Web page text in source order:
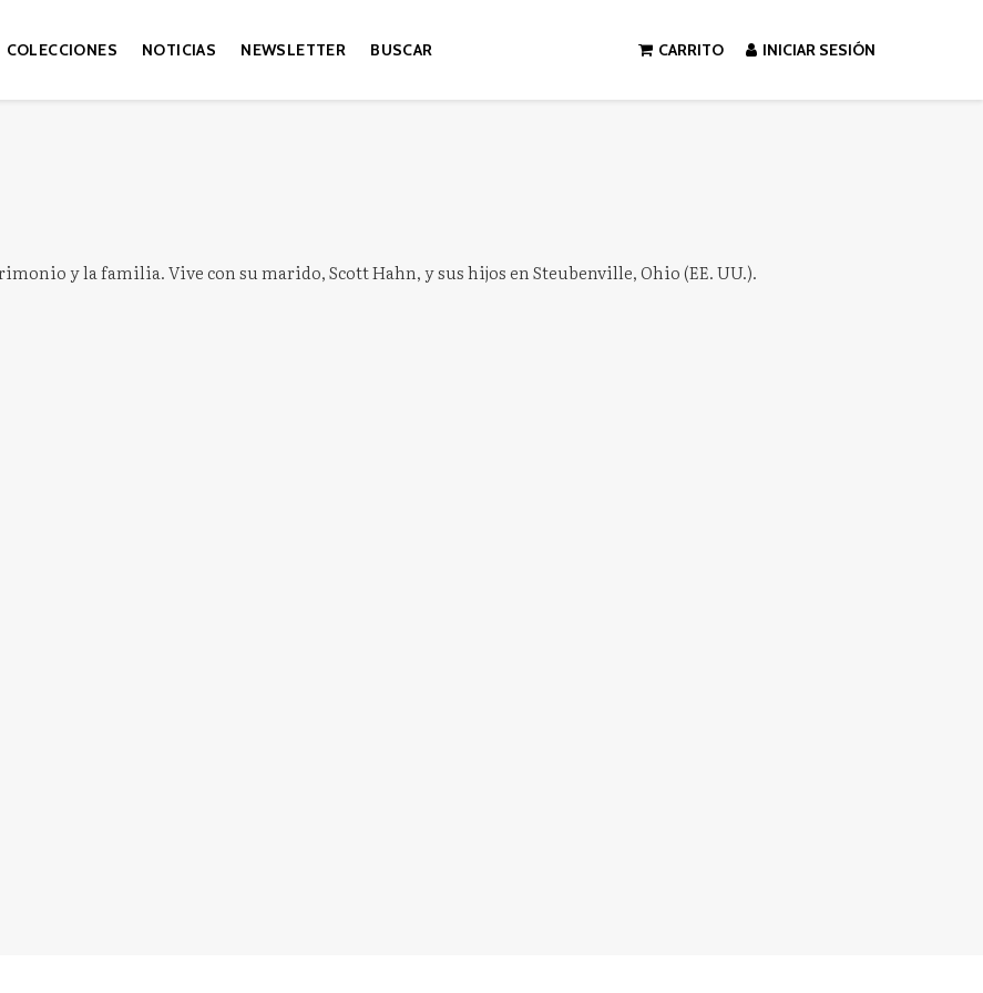
COLECCIONES NOTICIAS NEWSLETTER BUSCAR CARRITO INICIAR SESIÓN
y la familia. Vive con su marido, Scott Hahn, y sus hijos en Steubenville, Ohio (EE. UU.).